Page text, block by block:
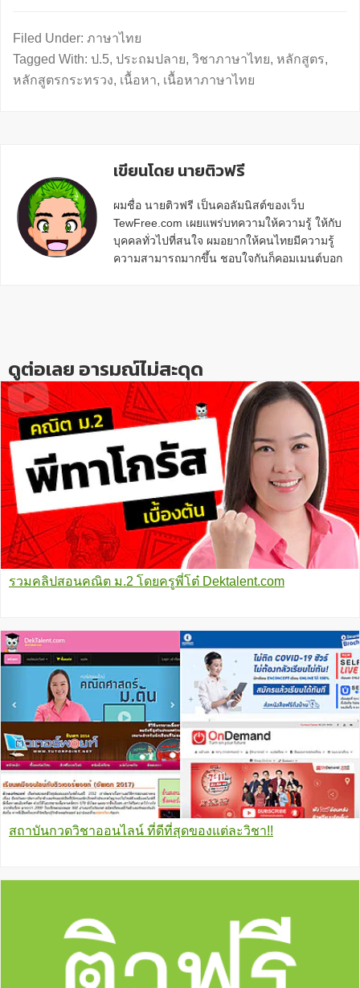
Filed Under: ภาษาไทย
Tagged With: ป.5, ประถมปลาย, วิชาภาษาไทย, หลักสูตร,
หลักสูตรกระทรวง, เนื้อหา, เนื้อหาภาษาไทย
เขียนโดย นายติวฟรี
ผมชื่อ นายติวฟรี เป็นคอลัมนิสต์ของเว็บ
TewFree.com เผยแพร่บทความให้ความรู้ ให้กับ
บุคคลทั่วไปที่สนใจ ผมอยากให้คนไทยมีความรู้
ความสามารถมากขึ้น ชอบใจกันก็คอมเมนต์บอก
ดูต่อเลย อารมณ์ไม่สะดุด
รวมคลิปสอนคณิต ม.2 โดยครูพี่โต๋ Dektalent.com
สถาบันกวดวิชาออนไลน์ ที่ดีที่สุดของแต่ละวิชา!!